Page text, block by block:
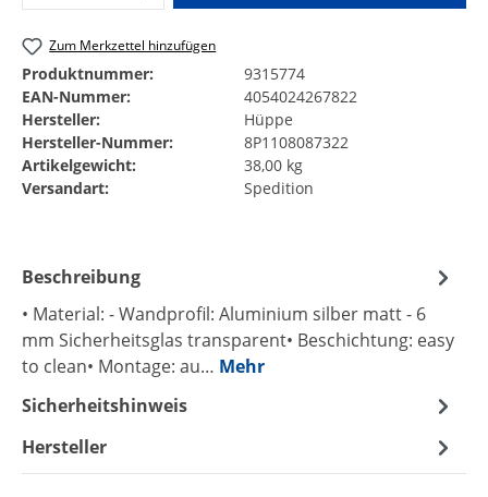
Zum Merkzettel hinzufügen
Produktnummer:
9315774
EAN-Nummer:
4054024267822
Hersteller:
Hüppe
Hersteller-Nummer:
8P1108087322
Artikelgewicht:
38,00 kg
Versandart:
Spedition
Beschreibung
• Material: - Wandprofil: Aluminium silber matt - 6
mm Sicherheitsglas transparent• Beschichtung: easy
to clean• Montage: au… Mehr
Sicherheitshinweis
Hersteller